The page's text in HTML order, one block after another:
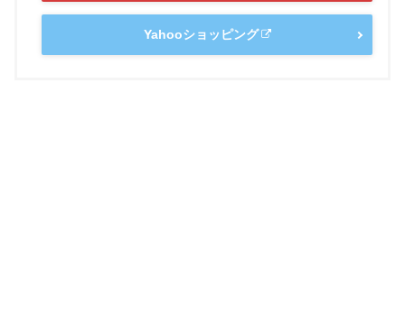
Yahooショッピング